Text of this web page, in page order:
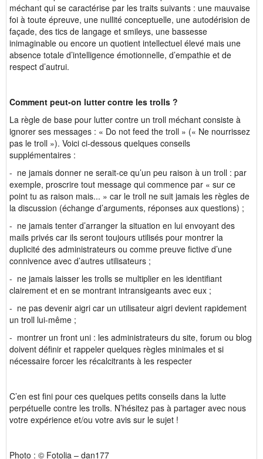
méchant qui se caractérise par les traits suivants : une mauvaise
foi à toute épreuve, une nullité conceptuelle, une autodérision de
façade, des tics de langage et smileys, une bassesse
inimaginable ou encore un quotient intellectuel élevé mais une
absence totale d’intelligence émotionnelle, d’empathie et de
respect d’autrui.
Comment peut-on lutter contre les trolls ?
La règle de base pour lutter contre un troll méchant consiste à
ignorer ses messages : « Do not feed the troll » (« Ne nourrissez
pas le troll »). Voici ci-dessous quelques conseils
supplémentaires :
- ne jamais donner ne serait-ce qu’un peu raison à un troll : par
exemple, proscrire tout message qui commence par « sur ce
point tu as raison mais... » car le troll ne suit jamais les règles de
la discussion (échange d’arguments, réponses aux questions) ;
- ne jamais tenter d’arranger la situation en lui envoyant des
mails privés car ils seront toujours utilisés pour montrer la
duplicité des administrateurs ou comme preuve fictive d’une
connivence avec d’autres utilisateurs ;
- ne jamais laisser les trolls se multiplier en les identifiant
clairement et en se montrant intransigeants avec eux ;
- ne pas devenir aigri car un utilisateur aigri devient rapidement
un troll lui-même ;
- montrer un front uni : les administrateurs du site, forum ou blog
doivent définir et rappeler quelques règles minimales et si
nécessaire forcer les récalcitrants à les respecter
C’en est fini pour ces quelques petits conseils dans la lutte
perpétuelle contre les trolls. N’hésitez pas à partager avec nous
votre expérience et/ou votre avis sur le sujet !
Photo : © Fotolia – dan177